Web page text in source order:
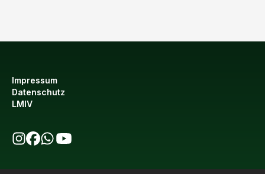
Impressum
Datenschutz
LMIV